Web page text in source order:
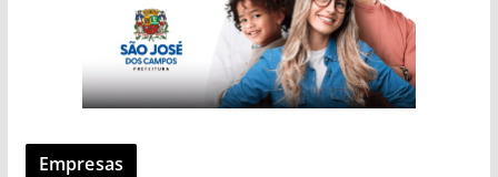
Empresas